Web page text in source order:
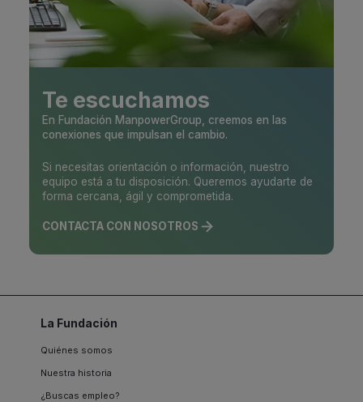
Te escuchamos
En Fundación ManpowerGroup, creemos en las
conexiones que impulsan el cambio.
Si necesitas orientación o información, nuestro
equipo está a tu disposición. Queremos ayudarte de
forma cercana, ágil y comprometida.
CONTACTA CON NOSOTROS
La Fundación
Quiénes somos
Nuestra historia
¿Buscas empleo?